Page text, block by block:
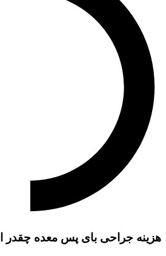
هزینه جراحی بای پس معده